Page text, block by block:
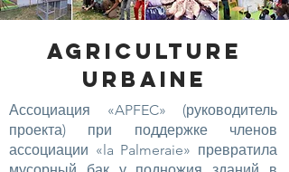
Agriculture
Urbaine
Ассоциация «APFEC» (руководитель
проекта) при поддержке членов
ассоциации «la Palmeraie» превратила